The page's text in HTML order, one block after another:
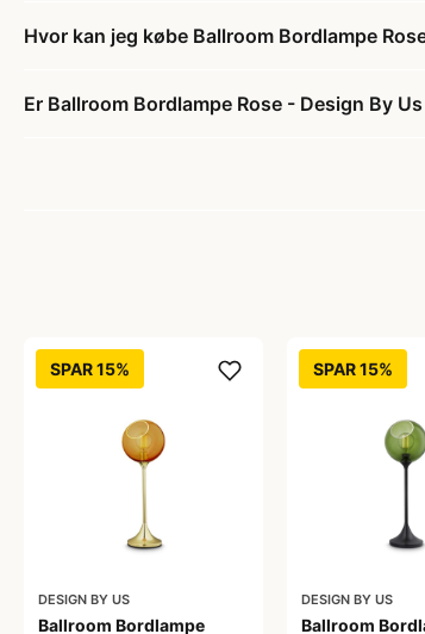
Hvor kan jeg købe Ballroom Bordlampe
Er Ballroom Bordlampe Rose - Design By
SPAR 15%
DESIGN BY US
Ballroom Bordlampe
SPAR 15%
DESIGN BY US
Ballroom